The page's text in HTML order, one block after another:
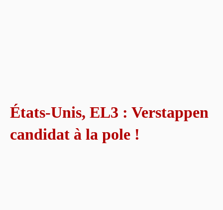
États-Unis, EL3 : Verstappen
candidat à la pole !